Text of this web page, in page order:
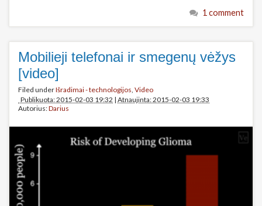
1 comment
Mobilieji telefonai ir smegenų vėžys
[video]
Filed underIšradimai - technologijos Video
Publikuota: 2015-02-03 19:32 | Atnaujinta: 2015-02-03 19:33
Autorius:Darius